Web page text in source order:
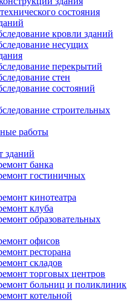
состояния
кровли зданий
несущих
перекрытий
стен
состояний
строительных
работы
зданий
банка
гостиничных
кинотеатра
клуба
образовательных
офисов
ресторана
складов
торговых центров
больниц и поликлиник
котельной